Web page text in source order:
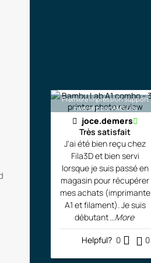
Première impression support
inversé pour AMS Lite
joce.demers
Très satisfait
J'ai été bien reçu chez
Fila3D et bien servi
lorsque je suis passé en
magasin pour récupérer
mes achats (imprimante
A1 et filament). Je suis
débutant...More
Helpful? 0 0